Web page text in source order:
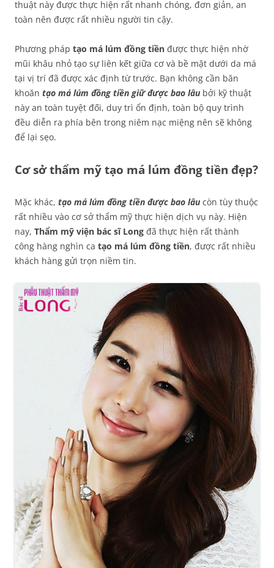
thuật này được thực hiện rất nhanh chóng, đơn giản, an
toàn nên được rất nhiều người tin cậy.
Phương pháp tạo má lúm đồng tiền được thực hiện nhờ
mũi khâu nhỏ tạo sự liên kết giữa cơ và bề mặt dưới da má
tại vị trí đã được xác định từ trước. Bạn không cần băn
khoăn tạo má lúm đồng tiền giữ được bao lâu bởi kỹ thuật
này an toàn tuyệt đối, duy trì ổn định, toàn bộ quy trình
đều diễn ra phía bên trong niêm nạc miệng nên sẽ không
để lại sẹo.
Cơ sở thẩm mỹ tạo má lúm đồng tiền đẹp?
Mặc khác, tạo má lúm đồng tiền được bao lâu còn tùy thuộc
rất nhiều vào cơ sở thẩm mỹ thực hiện dịch vụ này. Hiện
nay, Thẩm mỹ viện bác sĩ Long đã thực hiện rất thành
công hàng nghìn ca tạo má lúm đồng tiền, được rất nhiều
khách hàng gửi trọn niềm tin.